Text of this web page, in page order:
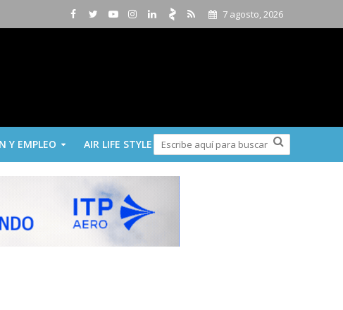
7 agosto, 2026
Y EMPLEO AIR LIFE STYLE